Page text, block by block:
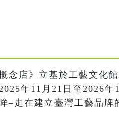
念店》立基於工藝文化
年11月21日至2026年
–走在建立臺灣工藝品牌